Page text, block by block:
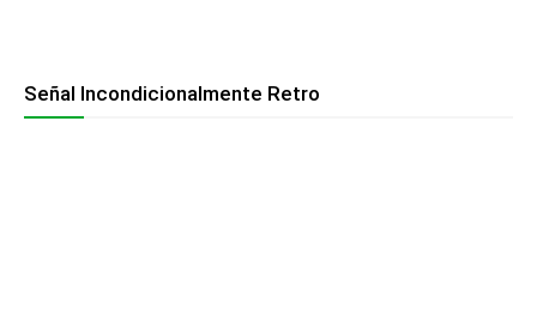
Señal Incondicionalmente Retro